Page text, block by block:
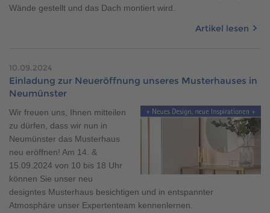
Wände gestellt und das Dach montiert wird.
Artikel lesen
10.09.2024
Einladung zur Neueröffnung unseres Musterhauses in
Neumünster
Wir freuen uns, Ihnen mitteilen
zu dürfen, dass wir nun in
Neumünster das Musterhaus
neu eröffnen! Am 14. &
15.09.2024 von 10 bis 18 Uhr
können Sie unser neu
designtes Musterhaus besichtigen und in entspannter
Atmosphäre unser Expertenteam kennenlernen.